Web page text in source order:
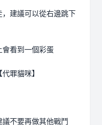
建議可以從右邊跳下
看到一個彩蛋
罪貓咪】
不要再做其他戰鬥